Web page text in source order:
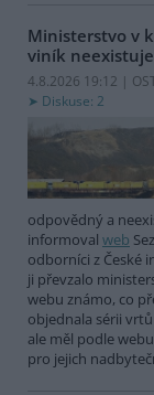
Ministerstvo v
viník neexistuje
4.8.2026 19:12 |
Diskuse: 2
odpovědný a
informoval web
odborníci z České
ji převzalo
webu známo, co
objednala sérii
ale měl podle
pro jejich